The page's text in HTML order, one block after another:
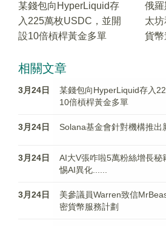
某錢包向HyperLiquid存
入225萬枚USDC，並開
設10倍槓桿黃金多單
俄羅
太
貨
相關文章
3月24日
某錢包向HyperLiquid存入
10倍槓桿黃金多單
3月24日 Solana基金會針對機構推出
3月24日
AI大V張咋啦5萬粉絲增長秘
惕AI異化......
3月24日
美參議員Warren致信
密貨幣服務計劃